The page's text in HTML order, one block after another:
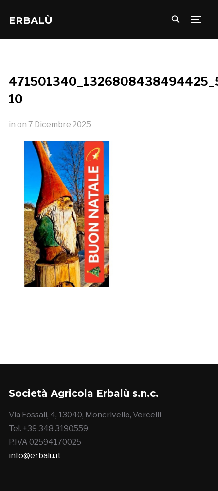
ERBALÙ
10
in on 7 Dicembre 2025
Società Agricola Erbalù s.n.c.
Via Fossali, 4, 13040, Moncrivello, Vercelli
Tel. +39 348 3190559
P.IVA 02594170025
info@erbalu.it